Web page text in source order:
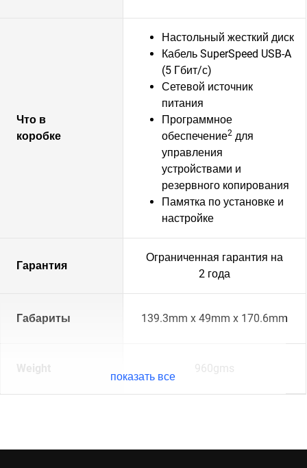
Что в
коробке
Настольный жесткий диск
Кабель SuperSpeed USB-A
(5 Гбит/с)
Сетевой источник
питания
Программное
обеспечение2 для
управления
устройствами и
резервного копирования
Памятка по установке и
настройке
Гарантия
Ограниченная гарантия на
2 года
Габариты 139.3mm x 49mm x 170.6mm
Weight 960gms
показать все